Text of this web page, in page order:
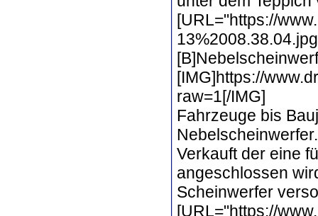
[URL="https://
[IMG]https://
raw=1[/IMG]
Fahrzeuge bis
Verkauft der eine
angeschlossen
Scheinwerfer
[URL="https://